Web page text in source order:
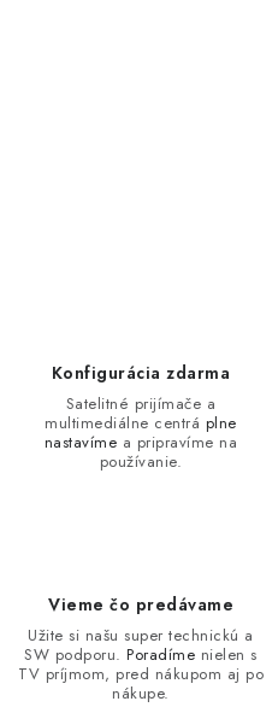
Konfigurácia zdarma
Satelitné prijímače a
multimediálne centrá plne
nastavíme a pripravíme na
používanie.
Vieme čo predávame
Užite si našu super technickú a
SW podporu. Poradíme nielen s
TV príjmom, pred nákupom aj po
nákupe.